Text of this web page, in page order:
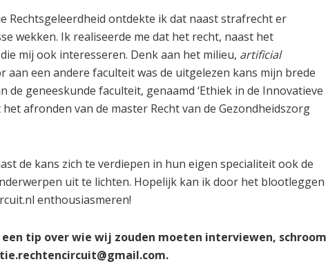
Rechtsgeleerdheid ontdekte ik dat naast strafrecht er
wekken. Ik realiseerde me dat het recht, naast het
mij ook interesseren. Denk aan het milieu, artificial
aan een andere faculteit was de uitgelezen kans mijn brede
geneeskunde faculteit, genaamd ‘Ethiek in de Innovatieve
afronden van de master Recht van de Gezondheidszorg
de kans zich te verdiepen in hun eigen specialiteit ook de
uit te lichten. Hopelijk kan ik door het blootleggen
enthousiasmeren!
tip over wie wij zouden moeten interviewen, schroom